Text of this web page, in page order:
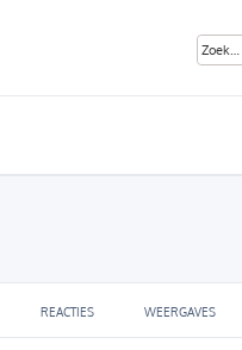
REACTIES WEERGAVES